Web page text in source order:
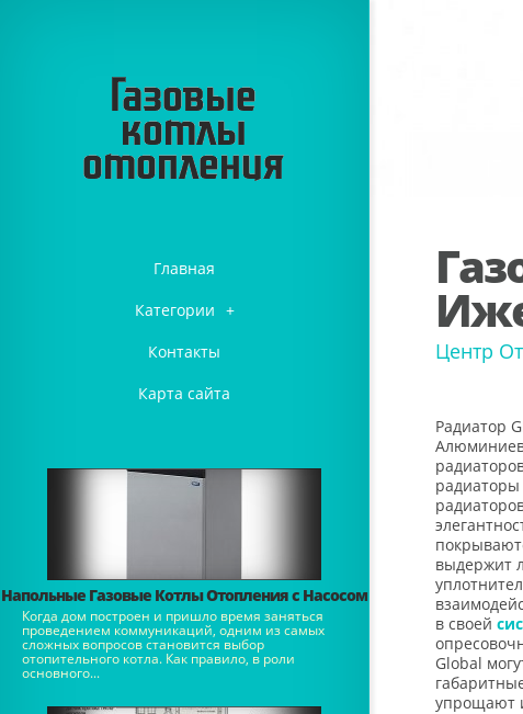
Главная
Категории +
Контакты
Карта сайта
Напольные Газовые Котлы Отопления с Насосом
Когда дом построен и пришло время заняться
проведением коммуникаций, одним из самых
сложных вопросов становится выбор
отопительного котла. Как правило, в роли
основного...
Центр
Радиатор
выдержит
в своей
Global
упрощают